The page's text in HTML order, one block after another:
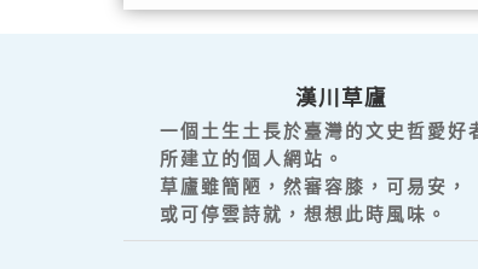
漢川草廬
一個土生土長於臺灣的文史哲愛好
所建立的個人網站。
草廬雖簡陋，然審容膝，可易安，
或可停雲詩就，想想此時風味。